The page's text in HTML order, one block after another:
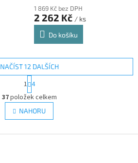
1 869 Kč bez DPH
2 262 Kč / ks
Do košíku
O
v
l
á
NAČÍST 12 DALŠÍCH
t
r
á
n
k
v
1 4
37položek celkem
NAHORU